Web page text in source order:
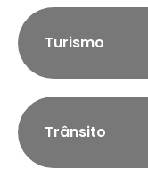
Turismo
Trânsito